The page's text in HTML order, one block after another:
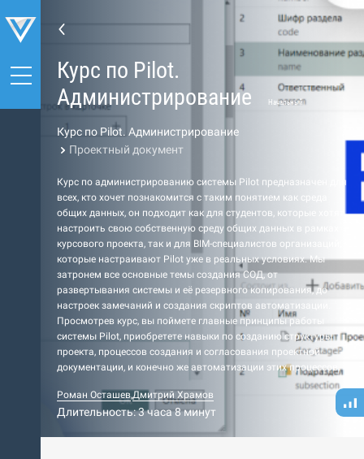
Курс по Pilot.
Администрирование
Начальный
Курс по Pilot. Администрирование
Проектный документ
Курс по администрированию системы Pilot предназначен для
всех, кто хочет познакомится с таким понятием как среда
общих данных, он подходит как для студентов, которые хотят
настроить свою собственную среду общих данных в рамках
курсового проекта, так и для BIM-специалистов организаций,
которые настраивают Pilot уже в реальных условиях. Мы
затронем все основные темы создания СОД, от
развертывания системы и её резервного копирования, до
настроек замечаний и создания скриптов автоматизации.
Просмотрев курс, вы поймете главные принципы работы
системы Pilot, приобретете навыки по созданию структуры
проекта, процессов создания и согласования проектной
документации, и конечно же автоматизации этих процессов.
Роман Осташев,Дмитрий Храмов
Длительность: 3 часа 8 минут